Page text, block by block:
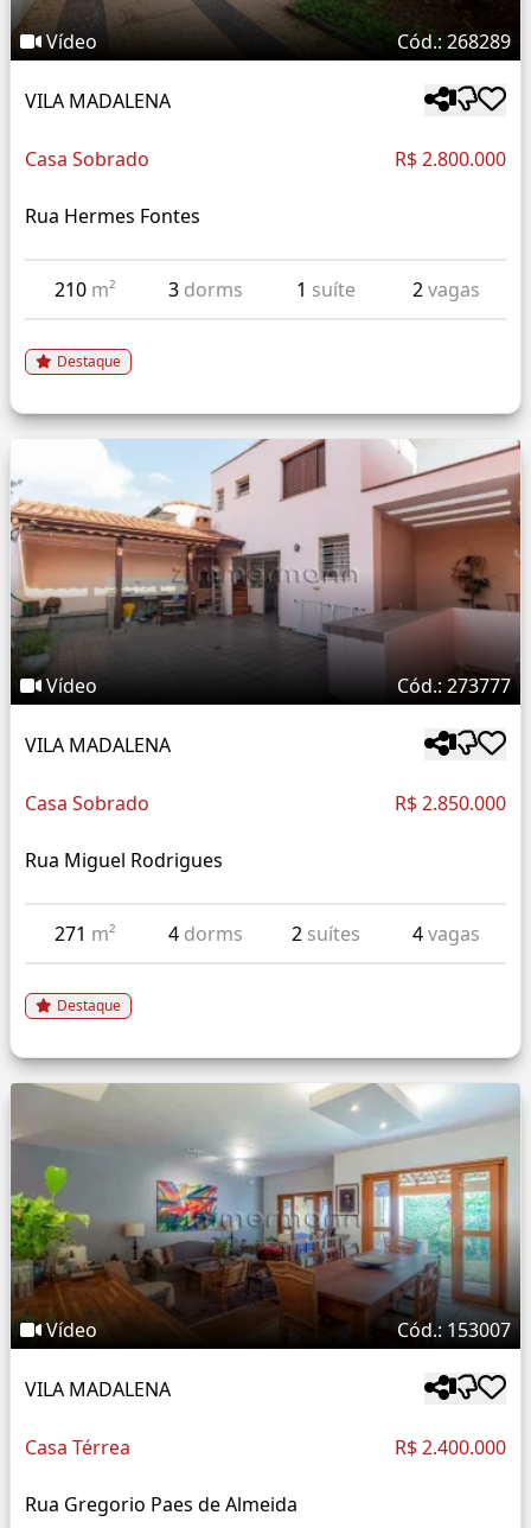
Vídeo Cód.: 268289
VILA MADALENA
Casa Sobrado R$ 2.800.000
Rua Hermes Fontes
210 m² 3 dorms 1 suíte 2vagas
Destaque
Vídeo Cód.: 273777
VILA MADALENA
Casa Sobrado R$ 2.850.000
Rua Miguel Rodrigues
271 m² 4 dorms 2 suítes 4vagas
Destaque
Vídeo Cód.: 153007
VILA MADALENA
Casa Térrea R$ 2.400.000
Rua Gregorio Paes de Almeida